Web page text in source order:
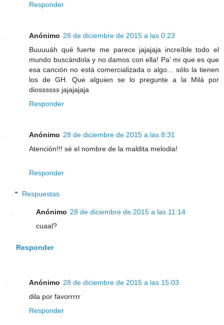
Responder
Anónimo 28 de diciembre de 2015 a las 0:23
Buuuuáh qué fuerte me parece jajajaja increíble todo el
mundo buscándola y no damos con ella! Pa' mi que es que
esa canción no está comercializada o algo... sólo la tienen
los de GH. Que alguien se lo pregunte a la Milá por
diossssss jajajajaja
Responder
Anónimo 28 de diciembre de 2015 a las 8:31
Atención!!! sé el nombre de la maldita melodia!
Responder
Respuestas
Anónimo 28 de diciembre de 2015 a las 11:14
cuaal?
Responder
Anónimo 28 de diciembre de 2015 a las 15:03
dila por favorrrrr
Responder